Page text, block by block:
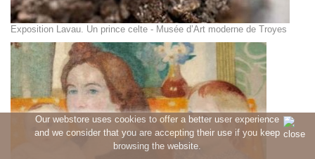
Our webstore uses cookies to offer a better user experience
and we consider that you are accepting their use if you keep
browsing the website.
Exposition Lavau. Un prince celte - Musée d’Art moderne de Troyes